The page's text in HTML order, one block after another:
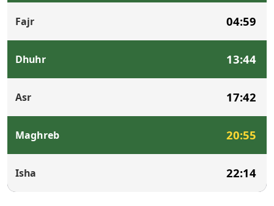
Fajr 04:59
Dhuhr 13:44
Asr 17:42
Maghreb 20:55
Isha 22:14